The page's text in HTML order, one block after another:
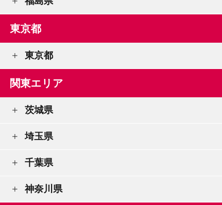
東京都
東京都
関東エリア
茨城県
埼玉県
千葉県
神奈川県